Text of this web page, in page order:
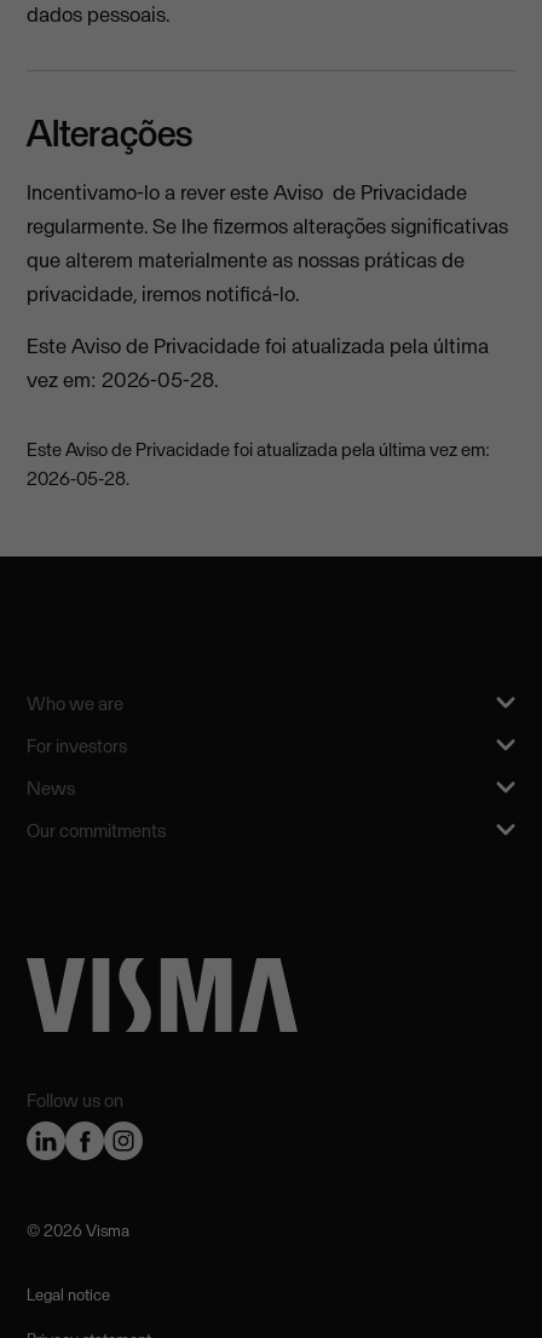
dados pessoais.
Alterações
Incentivamo-lo a rever este Aviso de Privacidade
regularmente. Se lhe fizermos alterações significativas
que alterem materialmente as nossas práticas de
privacidade, iremos notificá-lo.
Este Aviso de Privacidade foi atualizada pela última
vez em: 2026-05-28.
Este Aviso de Privacidade foi atualizada pela última vez em:
2026-05-28.
Follow us on
Who we are
For investors
News
Our commitments
©️ 2026 Visma
Legal notice